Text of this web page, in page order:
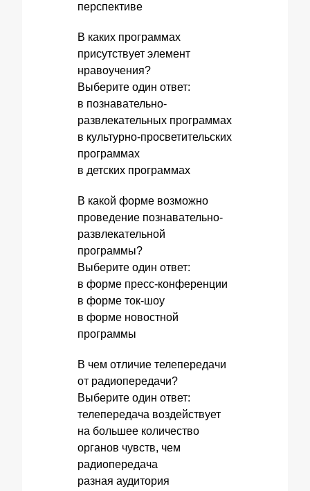
перспективе
В каких программах
присутствует элемент
нравоучения?
Выберите один ответ:
в познавательно-
развлекательных программах
в культурно-просветительских
программах
в детских программах
В какой форме возможно
проведение познавательно-
развлекательной
программы?
Выберите один ответ:
в форме пресс-конференции
в форме ток-шоу
в форме новостной
программы
В чем отличие телепередачи
от радиопередачи?
Выберите один ответ:
телепередача воздействует
на большее количество
органов чувств, чем
радиопередача
разная аудитория